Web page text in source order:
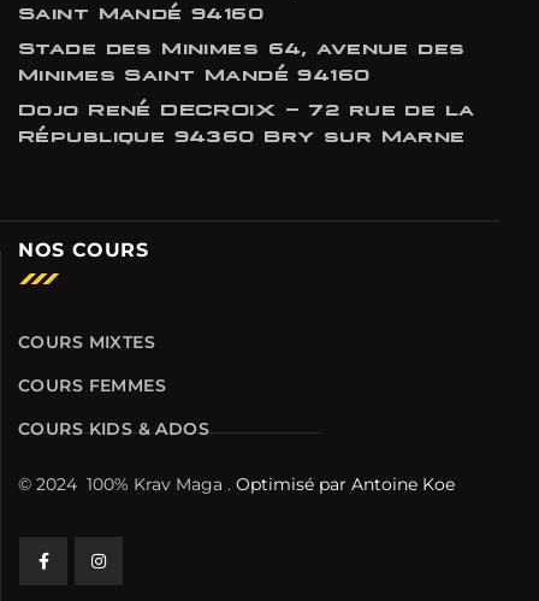
Saint Mandé 94160
Stade des Minimes 64, avenue des
Minimes Saint Mandé 94160
Dojo René DECROIX - 72 rue de la
République 94360 Bry sur Marne
NOS COURS
COURS MIXTES
COURS FEMMES
COURS KIDS & ADOS
© 2024 100% Krav Maga . Optimisé par Antoine Koe